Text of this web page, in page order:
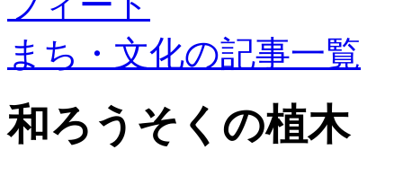
まち・文化の記事一覧
和ろうそくの植木